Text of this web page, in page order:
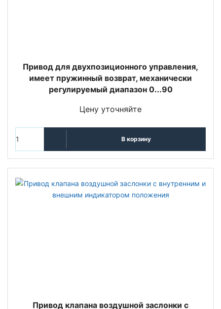
Привод для двухпозиционного управления,
имеет пружинный возврат, механически
регулируемый диапазон 0...90
Цену уточняйте
В корзину
Привод клапана воздушной заслонки с